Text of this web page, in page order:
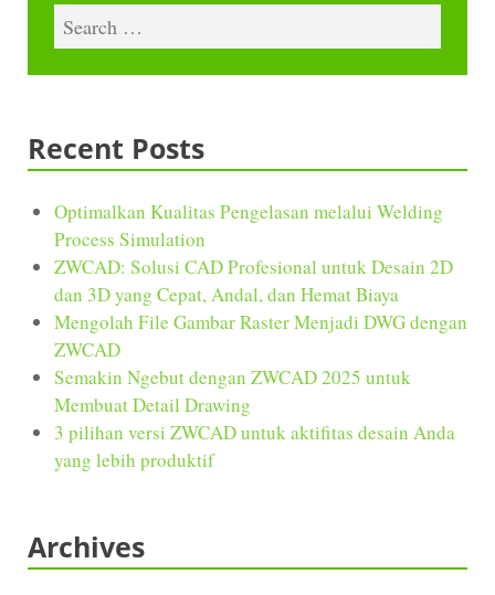
Recent Posts
Optimalkan Kualitas Pengelasan melalui Welding
Process Simulation
ZWCAD: Solusi CAD Profesional untuk Desain 2D
dan 3D yang Cepat, Andal, dan Hemat Biaya
Mengolah File Gambar Raster Menjadi DWG dengan
ZWCAD
Semakin Ngebut dengan ZWCAD 2025 untuk
Membuat Detail Drawing
3 pilihan versi ZWCAD untuk aktifitas desain Anda
yang lebih produktif
Archives